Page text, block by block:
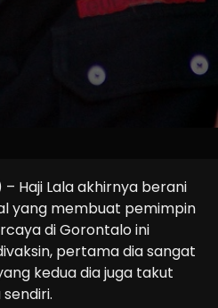
– Haji Lala akhirnya berani
yang membuat pemimpin
di Gorontalo ini
pertama dia sangat
kedua dia juga takut